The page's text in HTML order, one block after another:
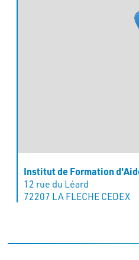
Institut de Formation
12 rue du Léard
72207 LA FLECHE CEDEX